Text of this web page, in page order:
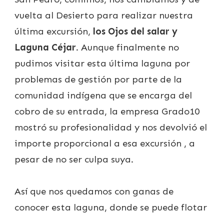
vuelta al Desierto para realizar nuestra
última excursión, los Ojos del salar y
Laguna Céjar. Aunque finalmente no
pudimos visitar esta última laguna por
problemas de gestión por parte de la
comunidad indígena que se encarga del
cobro de su entrada, la empresa Grado10
mostró su profesionalidad y nos devolvió el
importe proporcional a esa excursión , a
pesar de no ser culpa suya.
Así que nos quedamos con ganas de
conocer esta laguna, donde se puede flotar